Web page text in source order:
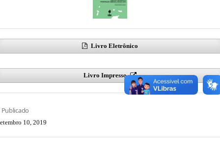
Livro Eletrônico
Livro Impresso
Publicado
10, 2019